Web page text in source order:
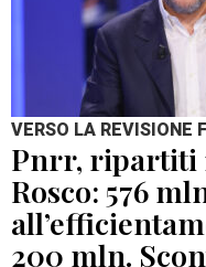
VERSO LA REVISIONE
Pnrr, ripartiti
Rosco: 576
200 mln.